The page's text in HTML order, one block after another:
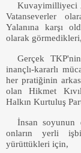
Kuvayimilliyeci
Vatanseverler
Yalanına karşı
olarak
Gerçek
inançlı-kararlı
her pratiğinin
olan Hikmet
Halkın Kurtuluş
İnsan soyunun
onların yerli
yürüttükleri için,